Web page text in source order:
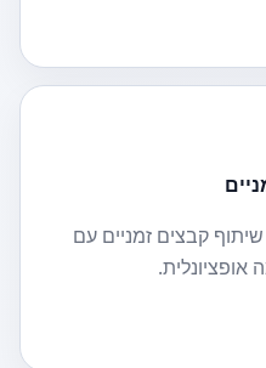
קבצים זמניים עם
אופציונלית.